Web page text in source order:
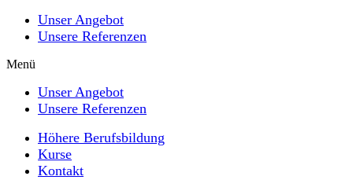
Unser Angebot
Unsere Referenzen
Menü
Unser Angebot
Unsere Referenzen
Höhere Berufsbildung
Kurse
Kontakt